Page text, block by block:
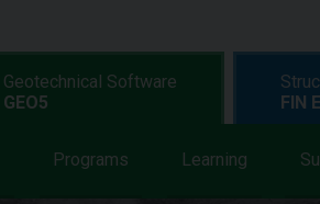
Geotechnical Software
GEO5
Programs Learning
FIN